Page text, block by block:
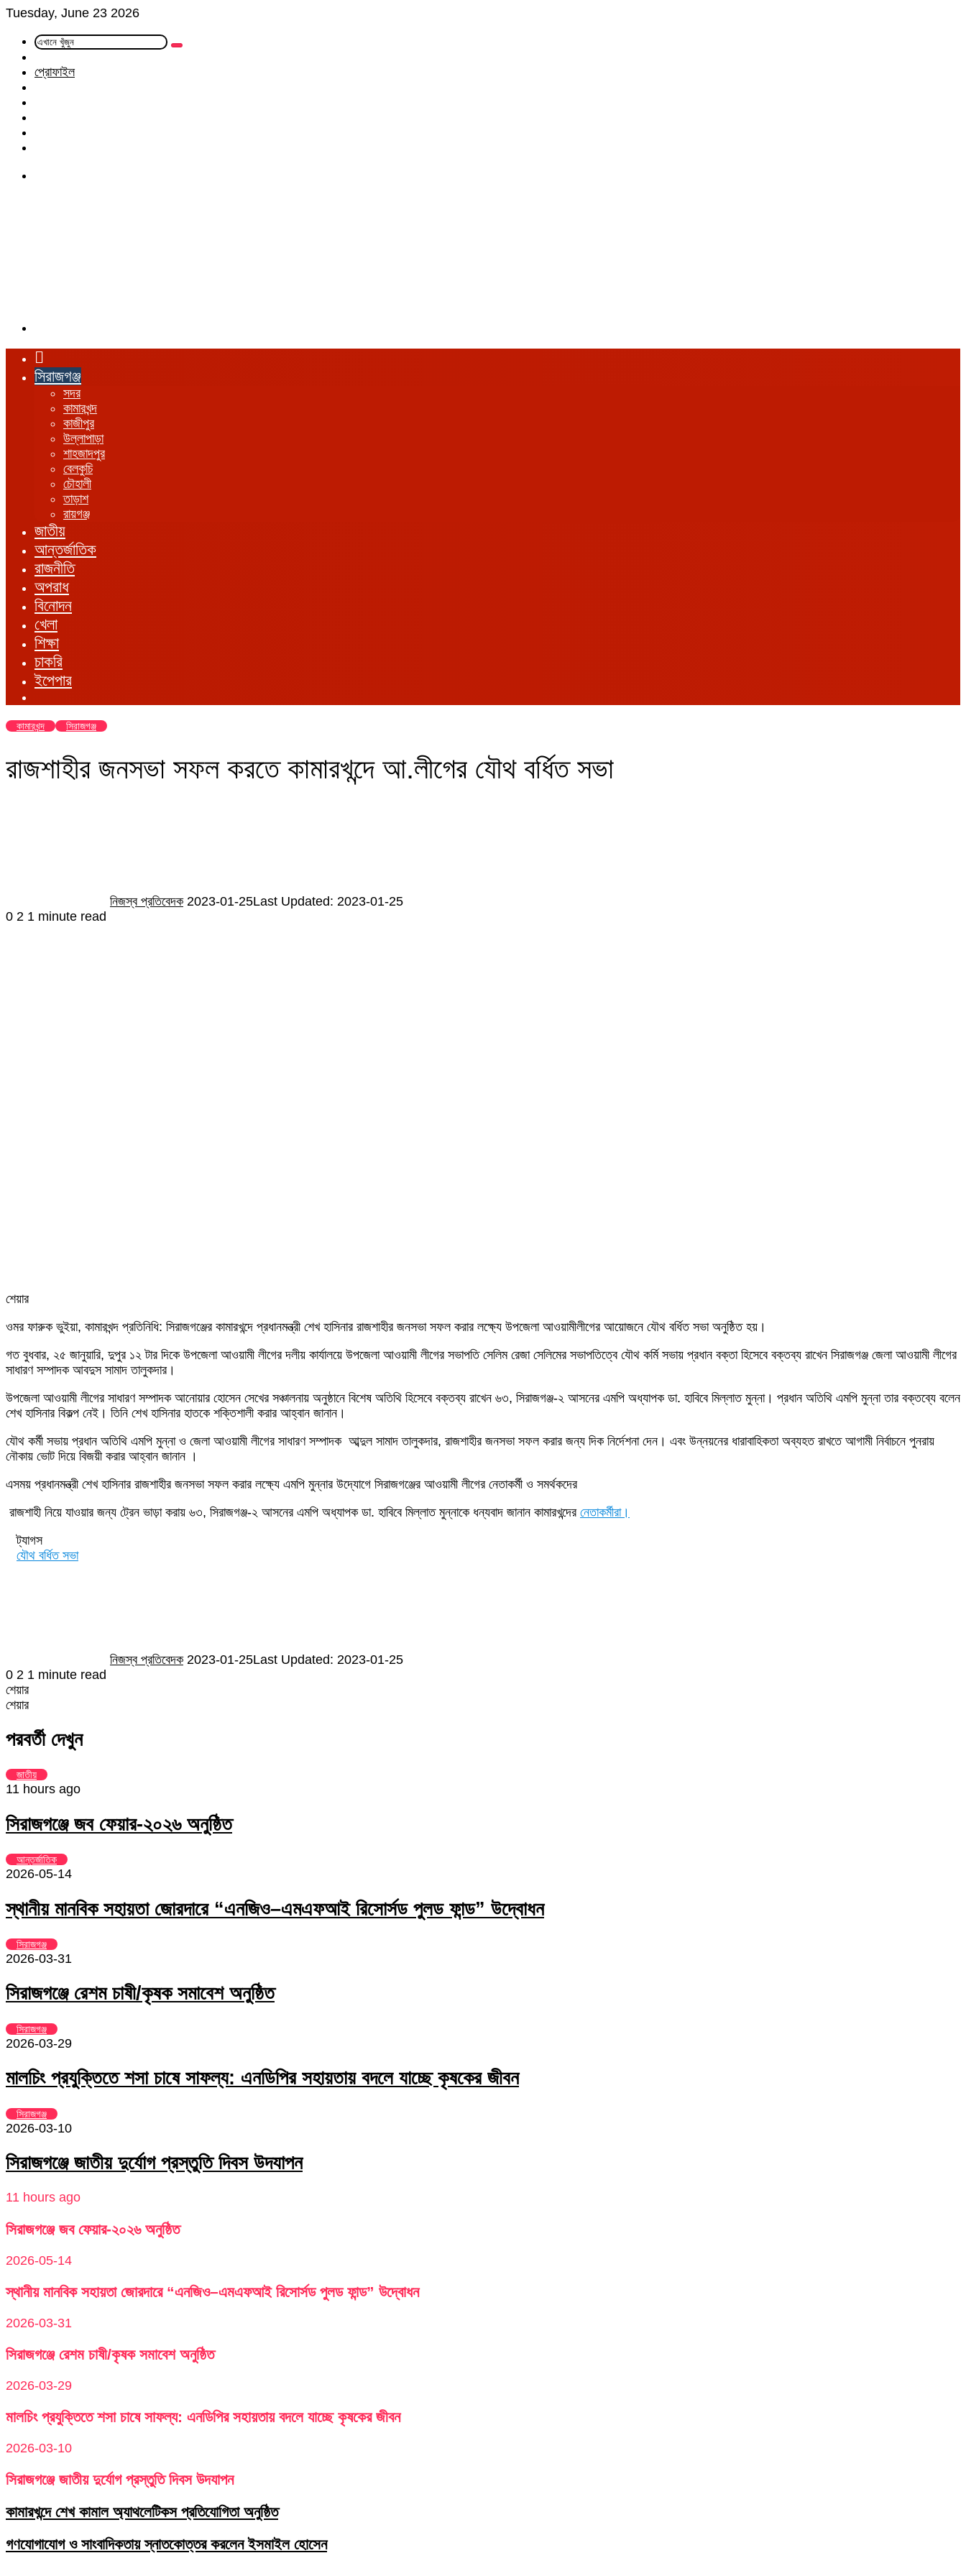
Tuesday, June 23 2026
এখানে
Article
প্রোফাইল
সিরাজগঞ্জ
সদর
কামারখন্দ
কাজীপুর
উল্লাপাড়া
শাহজাদপুর
বেলকুচি
চৌহালী
তাড়াশ
রায়গঞ্জ
জাতীয়
আন্তর্জাতিক
রাজনীতি
অপরাধ
বিনোদন
খেলা
শিক্ষা
চাকরি
ইপেপার
কামারখন্দ সিরাজগঞ্জ
রাজশাহীর জনসভা সফল করতে কামারখন্দে আ.লীগের যৌথ বর্ধিত সভা
নিজস্ব প্রতিবেদক 2023-01-25Last Updated: 2023-01-25
0 2 1 minute read
শেয়ার
via
ওমর ফারুক ভুইয়া, কামারখন্দ প্রতিনিধি: সিরাজগঞ্জের কামারখন্দে প্রধানমন্ত্রী শেখ হাসিনার রাজশাহীর জনসভা সফল করার লক্ষ্যে উপজেলা আওয়ামীলীগের আয়োজনে যৌথ বর্ধিত সভা অনুষ্ঠিত হয়।
গত বুধবার, ২৫ জানুয়ারি, দুপুর ১২ টার দিকে উপজেলা আওয়ামী লীগের দলীয় কার্যালয়ে উপজেলা আওয়ামী লীগের সভাপতি সেলিম রেজা সেলিমের সভাপতিত্বে যৌথ কর্মি সভায় প্রধান বক্তা হিসেবে বক্তব্য রাখেন সিরাজগঞ্জ জেলা আওয়ামী লীগের
সাধারণ সম্পাদক আবদুস সামাদ তালুকদার।
উপজেলা আওয়ামী লীগের সাধারণ সম্পাদক আনোয়ার হোসেন সেখের সঞ্চালনায় অনুষ্ঠানে বিশেষ অতিথি হিসেবে বক্তব্য রাখেন ৬৩, সিরাজগঞ্জ-২ আসনের এমপি অধ্যাপক ডা. হাবিবে মিল্লাত মুন্না। প্রধান অতিথি এমপি মুন্না তার বক্তব্যে বলেন
শেখ হাসিনার বিকল্প নেই। তিনি শেখ হাসিনার হাতকে শক্তিশালী করার আহ্বান জানান।
যৌথ কর্মী সভায় প্রধান অতিথি এমপি মুন্না ও জেলা আওয়ামী লীগের সাধারণ সম্পাদক আব্দুল সামাদ তালুকদার, রাজশাহীর জনসভা সফল করার জন্য দিক নির্দেশনা দেন। এবং উন্নয়নের ধারাবাহিকতা অব্যহত রাখতে আগামী নির্বাচনে পুনরায়
নৌকায় ভোট দিয়ে বিজয়ী করার আহ্বান জানান ।
এসময় প্রধানমন্ত্রী শেখ হাসিনার রাজশাহীর জনসভা সফল করার লক্ষ্যে এমপি মুন্নার উদ্যোগে সিরাজগঞ্জের আওয়ামী লীগের নেতাকর্মী ও সমর্থকদের
রাজশাহী নিয়ে যাওয়ার জন্য ট্রেন ভাড়া করায় ৬৩, সিরাজগঞ্জ-২ আসনের এমপি অধ্যাপক ডা. হাবিবে মিল্লাত মুন্নাকে ধন্যবাদ জানান কামারখন্দের নেতাকর্মীরা।
ট্যাগস
যৌথ বর্ধিত সভা
নিজস্ব প্রতিবেদক 2023-01-25Last Updated: 2023-01-25
0 2 1 minute read
শেয়ার
Facebook
Twitter
LinkedIn
Skype
Messenger
Messenger
WhatsApp
Telegram
Share
Email
প্রিন্ট
শেয়ার
via
Email
পরবর্তী দেখুন
জাতীয়
11 hours ago
সিরাজগঞ্জে জব ফেয়ার-২০২৬ অনুষ্ঠিত
আন্তর্জাতিক
2026-05-14
স্থানীয় মানবিক সহায়তা জোরদারে “এনজিও–এমএফআই রিসোর্সড পুলড ফান্ড” উদ্বোধন
সিরাজগঞ্জ
2026-03-31
সিরাজগঞ্জে রেশম চাষী/কৃষক সমাবেশ অনুষ্ঠিত
সিরাজগঞ্জ
2026-03-29
মালচিং প্রযুক্তিতে শসা চাষে সাফল্য: এনডিপির সহায়তায় বদলে যাচ্ছে কৃষকের জীবন
সিরাজগঞ্জ
2026-03-10
সিরাজগঞ্জে জাতীয় দুর্যোগ প্রস্তুতি দিবস উদযাপন
11 hours ago
সিরাজগঞ্জে জব ফেয়ার-২০২৬ অনুষ্ঠিত
2026-05-14
স্থানীয় মানবিক সহায়তা জোরদারে “এনজিও–এমএফআই রিসোর্সড পুলড ফান্ড” উদ্বোধন
2026-03-31
সিরাজগঞ্জে রেশম চাষী/কৃষক সমাবেশ অনুষ্ঠিত
2026-03-29
মালচিং প্রযুক্তিতে শসা চাষে সাফল্য: এনডিপির সহায়তায় বদলে যাচ্ছে কৃষকের জীবন
2026-03-10
সিরাজগঞ্জে জাতীয় দুর্যোগ প্রস্তুতি দিবস উদযাপন
কামারখন্দে শেখ কামাল অ্যাথলেটিকস প্রতিযোগিতা অনুষ্ঠিত
গণযোগাযোগ ও সাংবাদিকতায় স্নাতকোত্তর করলেন ইসমাইল হোসেন